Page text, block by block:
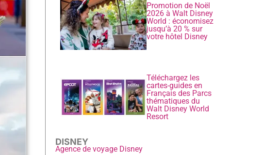
Promotion de Noël
2026 à Walt Disney
World : économisez
jusqu’à 20 % sur
votre hôtel Disney
Téléchargez les
cartes-guides en
Français des Parcs
thématiques du
Walt Disney World
Resort
DISNEY
Agence de voyage Disney